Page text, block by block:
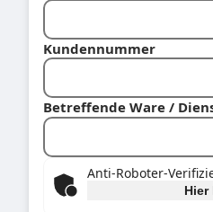
Kundennummer
Betreffende Ware /
Anti-Roboter-
Hier